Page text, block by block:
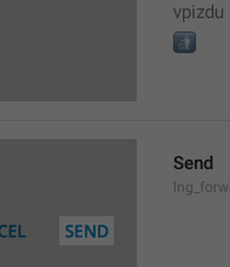
vpizdu
🚮
Send